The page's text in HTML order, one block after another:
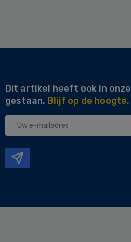
Dit artikel heeft ook in
gestaan. Blijf op de hoogte.
Uw